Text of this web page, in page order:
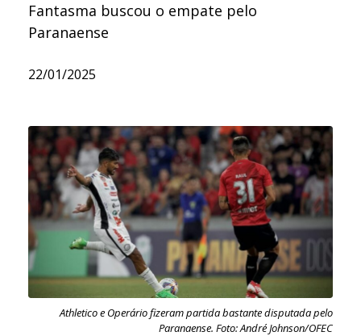
Fantasma buscou o empate pelo
Paranaense
22/01/2025
Athletico e Operário fizeram partida bastante disputada pelo
Paranaense. Foto: André Johnson/OFEC